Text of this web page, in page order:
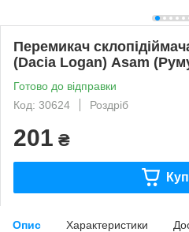
Перемикач
(Dacia Logan) Asam
Готово до відправки
Код: 30624
Роздріб
201 ₴
Опис Характеристики